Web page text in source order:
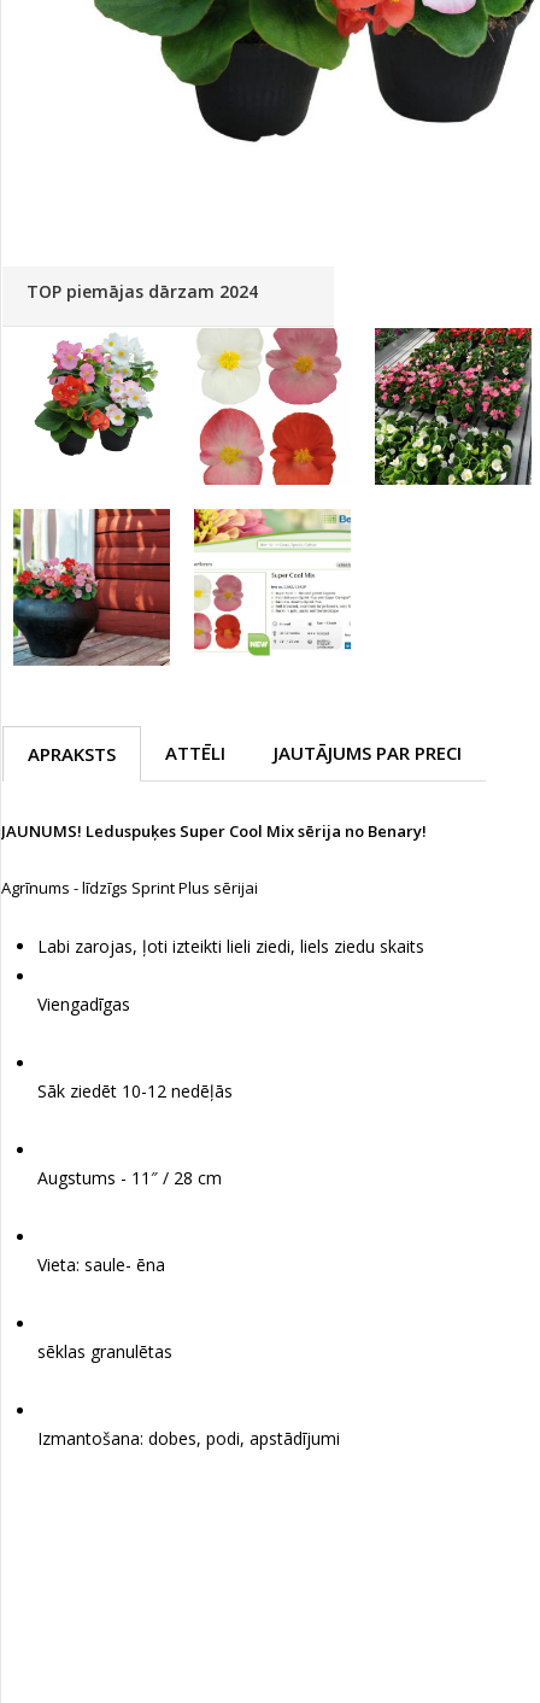
Palīglīdzekļi augu audzēšanai(72)
Novatec - izcils mēslošanai arī
TOP piemājas dārzam 2024
APRAKSTS ATTĒLI JAUTĀJUMS PAR PRECI
JAUNUMS! Leduspuķes Super Cool Mix sērija no Benary!
Agrīnums - līdzīgs Sprint Plus sērijai
Labi zarojas, ļoti izteikti lieli ziedi, liels ziedu skaits
Viengadīgas
Sāk ziedēt 10-12 nedēļās
Augstums - 11″ / 28 cm
Vieta: saule- ēna
sēklas granulētas
Izmantošana: dobes, podi, apstādījumi